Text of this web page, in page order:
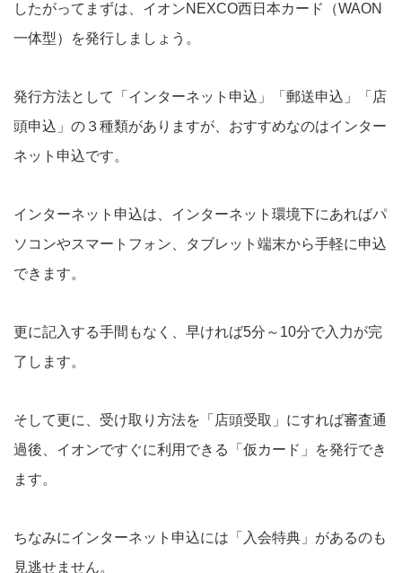
したがってまずは、イオンNEXCO西日本カード（WAON
一体型）を発行しましょう。
発行方法として「インターネット申込」「郵送申込」「店
頭申込」の３種類がありますが、おすすめなのはインター
ネット申込です。
インターネット申込は、インターネット環境下にあればパ
ソコンやスマートフォン、タブレット端末から手軽に申込
できます。
更に記入する手間もなく、早ければ5分～10分で入力が完
了します。
そして更に、受け取り方法を「店頭受取」にすれば審査通
過後、イオンですぐに利用できる「仮カード」を発行でき
ます。
ちなみにインターネット申込には「入会特典」があるのも
見逃せません。